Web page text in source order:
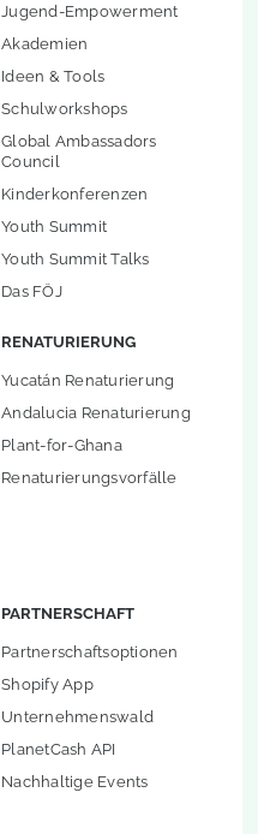
Jugend-Empowerment
Akademien
Ideen & Tools
Schulworkshops
Global Ambassadors
Council
Kinderkonferenzen
Youth Summit
Youth Summit Talks
Das FÖJ
RENATURIERUNG
Yucatán Renaturierung
Andalucia Renaturierung
Plant-for-Ghana
Renaturierungsvorfälle
PARTNERSCHAFT
Partnerschaftsoptionen
Shopify App
Unternehmenswald
PlanetCash API
Nachhaltige Events